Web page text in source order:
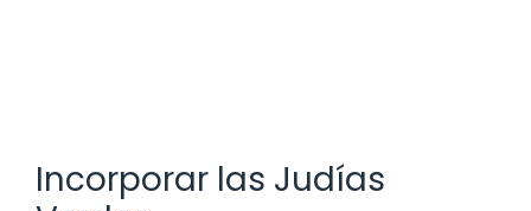
Incorporar las Judías